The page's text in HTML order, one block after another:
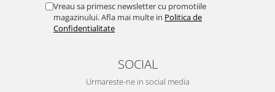
Vreau sa primesc newsletter cu promotiile
magazinului. Afla mai multe in Politica de
Confidentialitate
SOCIAL
Urmareste-ne in social media